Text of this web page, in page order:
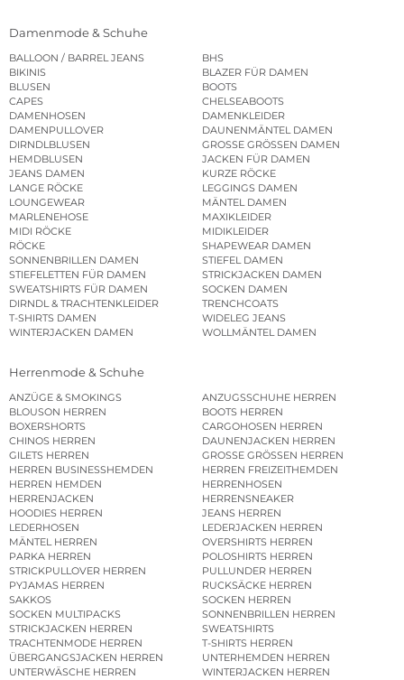
Damenmode & Schuhe
BALLOON / BARREL JEANS
BHS
BIKINIS
BLAZER FÜR DAMEN
BLUSEN
BOOTS
CAPES
CHELSEABOOTS
DAMENHOSEN
DAMENKLEIDER
DAMENPULLOVER
DAUNENMÄNTEL DAMEN
DIRNDLBLUSEN
GROSSE GRÖSSEN DAMEN
HEMDBLUSEN
JACKEN FÜR DAMEN
JEANS DAMEN
KURZE RÖCKE
LANGE RÖCKE
LEGGINGS DAMEN
LOUNGEWEAR
MÄNTEL DAMEN
MARLENEHOSE
MAXIKLEIDER
MIDI RÖCKE
MIDIKLEIDER
RÖCKE
SHAPEWEAR DAMEN
SONNENBRILLEN DAMEN
STIEFEL DAMEN
STIEFELETTEN FÜR DAMEN
STRICKJACKEN DAMEN
SWEATSHIRTS FÜR DAMEN
SOCKEN DAMEN
DIRNDL & TRACHTENKLEIDER
TRENCHCOATS
T-SHIRTS DAMEN
WIDELEG JEANS
WINTERJACKEN DAMEN
WOLLMÄNTEL DAMEN
Herrenmode & Schuhe
ANZÜGE & SMOKINGS
ANZUGSSCHUHE HERREN
BLOUSON HERREN
BOOTS HERREN
BOXERSHORTS
CARGOHOSEN HERREN
CHINOS HERREN
DAUNENJACKEN HERREN
GILETS HERREN
GROSSE GRÖSSEN HERREN
HERREN BUSINESSHEMDEN
HERREN FREIZEITHEMDEN
HERREN HEMDEN
HERRENHOSEN
HERRENJACKEN
HERRENSNEAKER
HOODIES HERREN
JEANS HERREN
LEDERHOSEN
LEDERJACKEN HERREN
MÄNTEL HERREN
OVERSHIRTS HERREN
PARKA HERREN
POLOSHIRTS HERREN
STRICKPULLOVER HERREN
PULLUNDER HERREN
PYJAMAS HERREN
RUCKSÄCKE HERREN
SAKKOS
SOCKEN HERREN
SOCKEN MULTIPACKS
SONNENBRILLEN HERREN
STRICKJACKEN HERREN
SWEATSHIRTS
TRACHTENMODE HERREN
T-SHIRTS HERREN
ÜBERGANGSJACKEN HERREN
UNTERHEMDEN HERREN
UNTERWÄSCHE HERREN
WINTERJACKEN HERREN